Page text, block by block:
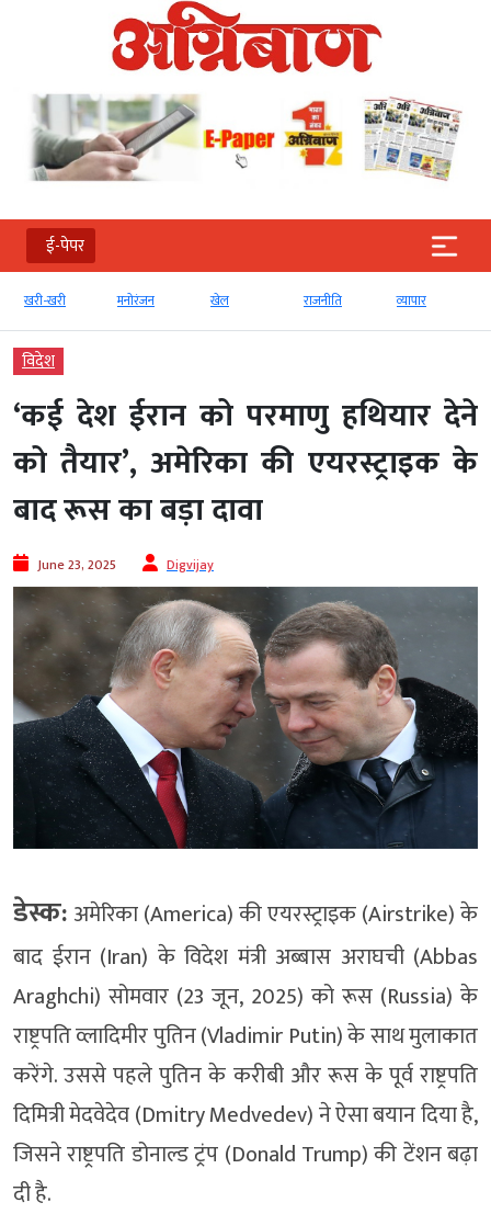
ई-पेपर
खरी-खरी मनोरंजन खेल राजनीति व्‍यापार
विदेश
‘कई देश ईरान को परमाणु हथियार देने
को तैयार’, अमेरिका की एयरस्ट्राइक के
बाद रूस का बड़ा दावा
June 23, 2025 Digvijay
डेस्क: अमेरिका (America) की एयरस्ट्राइक (Airstrike) के
बाद ईरान (Iran) के विदेश मंत्री अब्बास अराघची (Abbas
Araghchi) सोमवार (23 जून, 2025) को रूस (Russia) के
राष्ट्रपति व्लादिमीर पुतिन (Vladimir Putin) के साथ मुलाकात
करेंगे. उससे पहले पुतिन के करीबी और रूस के पूर्व राष्ट्रपति
दिमित्री मेदवेदेव (Dmitry Medvedev) ने ऐसा बयान दिया है,
जिसने राष्ट्रपति डोनाल्ड ट्रंप (Donald Trump) की टेंशन बढ़ा
दी है.